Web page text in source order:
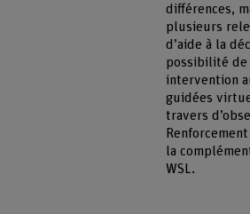
différences,
plusieurs
d’aide à la
possibilité de
intervention
guidées
travers
la
WSL.